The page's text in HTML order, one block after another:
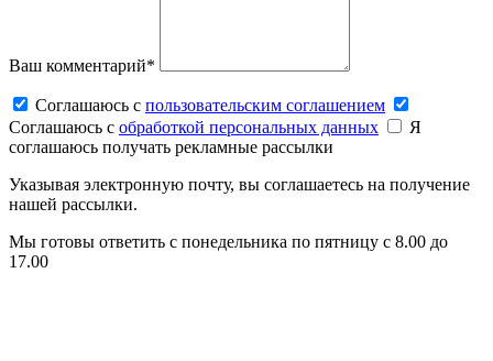
Ваш комментарий*
Соглашаюсь c пользовательским соглашением
Соглашаюсь c обработкой персональных данных
Я
соглашаюсь получать рекламные рассылки
Указывая электронную почту, вы соглашаетесь на получение
нашей рассылки.
Мы готовы ответить с понедельника по пятницу с 8.00 до
17.00